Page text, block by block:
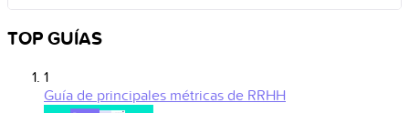
TOP GUÍAS
1
Guía de principales métricas de RRHH